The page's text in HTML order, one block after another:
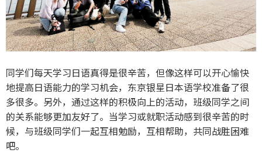
同学们每天学习日语真得是很辛苦，但像这样可以开心愉快
地提高日语能力的学习机会，东京银星日本语学校准备了很
多很多。另外，通过这样的积极向上的活动，班级同学之间
的关系能够更加友好了。当学习或就职活动感到很辛苦的时
候，与班级同学们一起互相勉励，互相帮助，共同战胜困难
吧。